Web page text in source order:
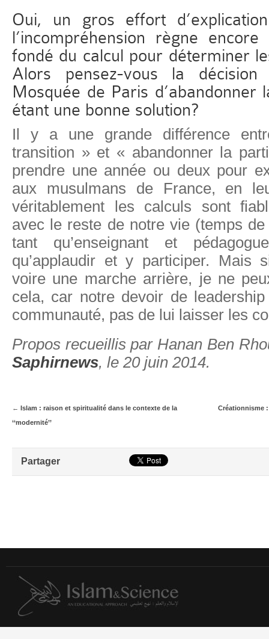
Oui, un gros effort
l’incompréhension règne
fondé du calcul pour déterminer
Alors pensez-vous la
Mosquée de Paris d’abandonner
étant une bonne solution?
Il y a une grande différence
transition » et « abandonner la
prendre une année ou deux pour
aux musulmans de France, en
véritablement les calculs sont
avec le reste de notre vie (temps
tant qu’enseignant et
qu’applaudir et y participer. Mais
voire une marche arrière, je ne
cela, car notre devoir de
communauté, pas de lui laisser les
Propos recueillis par Hanan Ben
Saphirnews, le 20 juin 2014.
←
Islam : raison et spiritualité dans le contexte de la
‘‘modernité’’
Créationnisme
Partager